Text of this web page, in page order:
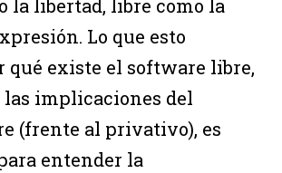
la libertad, libre como la
Lo que esto
qué existe el software libre,
las implicaciones del
(frente al privativo), es
entender la